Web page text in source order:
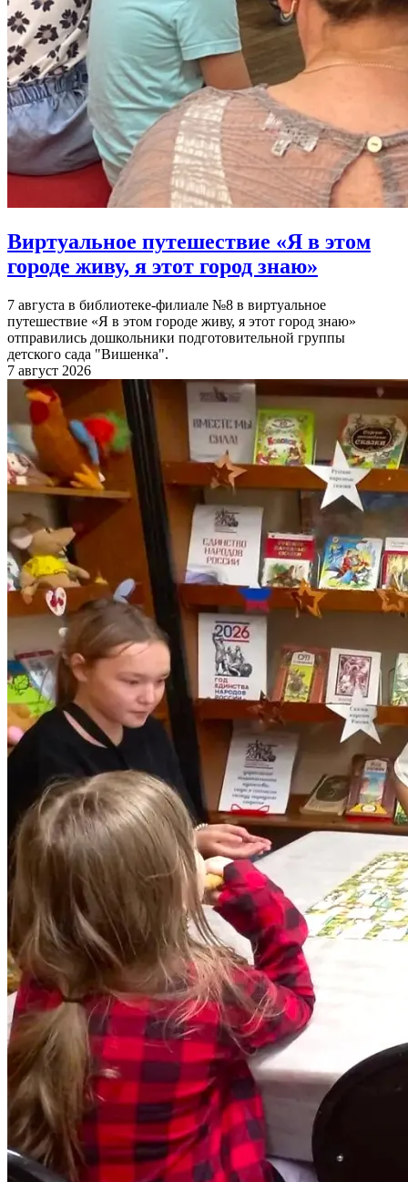
Виртуальное путешествие «Я в этом
городе живу, я этот город знаю»
7 августа в библиотеке-филиале №8 в виртуальное
путешествие «Я в этом городе живу, я этот город знаю»
отправились дошкольники подготовительной группы
детского сада "Вишенка".
7 август 2026